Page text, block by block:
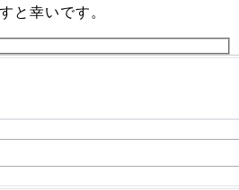
と幸いです。